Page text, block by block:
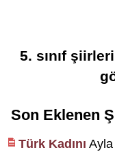
5. sınıf şiirleri
Son Eklenen
Türk Kadını Ayla